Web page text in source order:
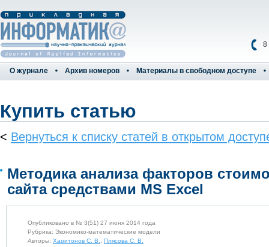
8
О журнале Архив номеров Материалы в свободном доступе
Купить статью
< Вернуться к списку статей в открытом
Методика анализа факторов
сайта средствами MS Excel
Опубликовано в № 3(51) 27 июня 2014 года
Рубрика: Экономико-математические модели
Авторы: Харитонов С. В., Плясова С. В.